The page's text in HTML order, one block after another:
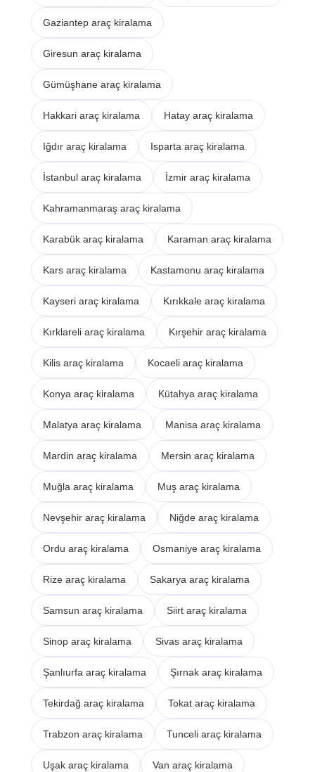
Gaziantep araç kiralama
Giresun araç kiralama
Gümüşhane araç kiralama
Hakkari araç kiralama Hatay araç kiralama
Iğdır araç kiralama Isparta araç kiralama
İstanbul araç kiralama İzmir araç kiralama
Kahramanmaraş araç kiralama
Karabük araç kiralama Karaman araç kiralama
Kars araç kiralama Kastamonu araç kiralama
Kayseri araç kiralama Kırıkkale araç kiralama
Kırklareli araç kiralama Kırşehir araç kiralama
Kilis araç kiralama Kocaeli araç kiralama
Konya araç kiralama Kütahya araç kiralama
Malatya araç kiralama Manisa araç kiralama
Mardin araç kiralama Mersin araç kiralama
Muğla araç kiralama Muş araç kiralama
Nevşehir araç kiralama Niğde araç kiralama
Ordu araç kiralama Osmaniye araç kiralama
Rize araç kiralama Sakarya araç kiralama
Samsun araç kiralama Siirt araç kiralama
Sinop araç kiralama Sivas araç kiralama
Şanlıurfa araç kiralama Şırnak araç kiralama
Tekirdağ araç kiralama Tokat araç kiralama
Trabzon araç kiralama Tunceli araç kiralama
Uşak araç kiralama Van araç kiralama